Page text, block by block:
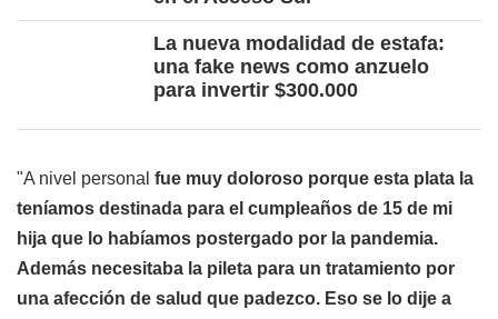
La nueva modalidad de estafa:
una fake news como anzuelo
para invertir $300.000
"A nivel personal fue muy doloroso porque esta plata la
teníamos destinada para el cumpleaños de 15 de mi
hija que lo habíamos postergado por la pandemia.
Además necesitaba la pileta para un tratamiento por
una afección de salud que padezco. Eso se lo dije a